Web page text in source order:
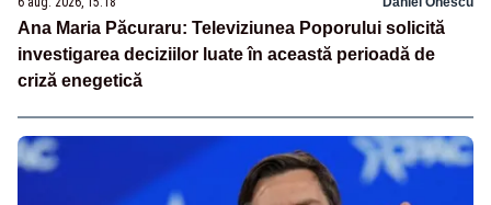
Ana Maria Păcuraru: Televiziunea Poporului solicită
investigarea deciziilor luate în această perioadă de
criză enegetică